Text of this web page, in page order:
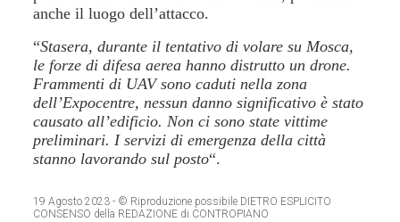
anche il luogo dell’attacco.
“Stasera, durante il tentativo di volare su Mosca,
le forze di difesa aerea hanno distrutto un drone.
Frammenti di UAV sono caduti nella zona
dell’Expocentre, nessun danno significativo è stato
causato all’edificio. Non ci sono state vittime
preliminari. I servizi di emergenza della città
stanno lavorando sul posto“.
19 Agosto 2023 - © Riproduzione possibile DIETRO ESPLICITO
CONSENSO della REDAZIONE di CONTROPIANO